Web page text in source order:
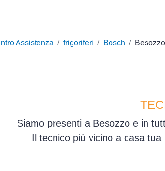
Assistenza frigoriferi Bosch Besozzo
Siamo presenti a Besozzo e in
Il tecnico più vicino a casa